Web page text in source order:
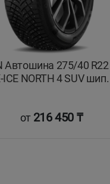
Автошина 275/40 R22
ICE NORTH 4 SUV шип.
от 216 450 ₸